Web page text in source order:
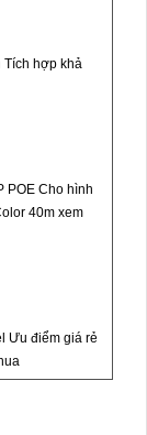
Tích hợp khả
POE Cho hình
40m xem
Ưu điểm giá rẻ